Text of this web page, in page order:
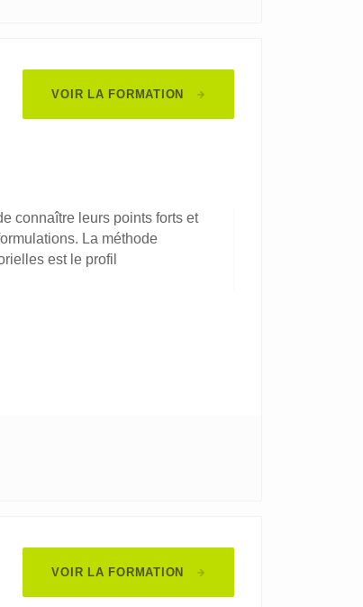
VOIR LA FORMATION
connaître leurs points forts et
La méthode
est le profil
VOIR LA FORMATION